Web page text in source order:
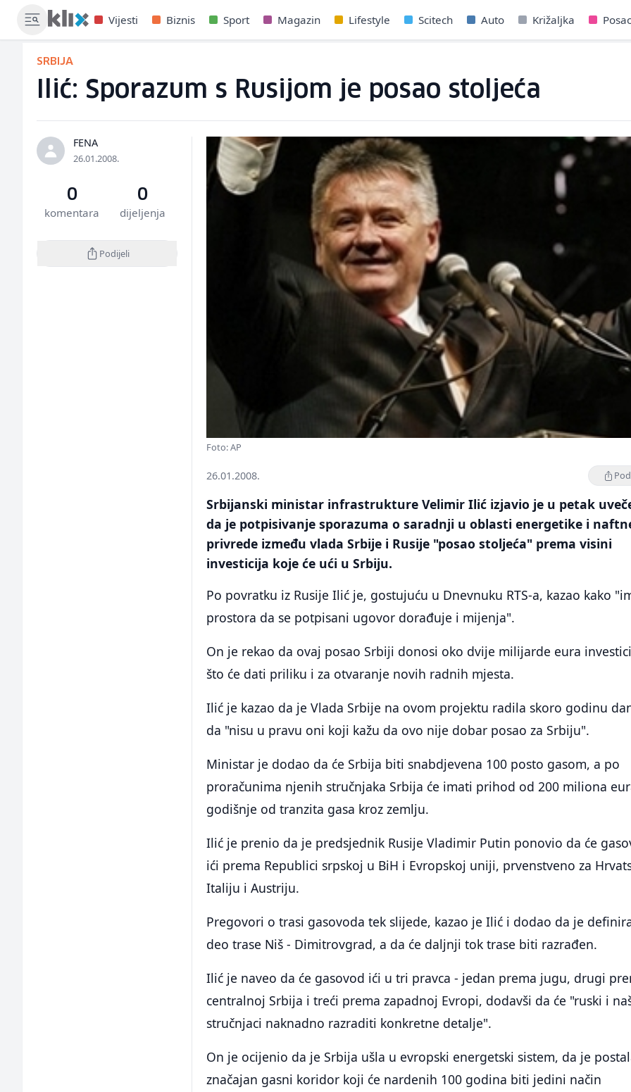
Vijesti Biznis Sport Magazin Lifestyle Scitech Auto Križaljka
SRBIJA
Ilić: Sporazum s Rusijom je posao stoljeća
FENA
26.01.2008.
0
komentara
0
dijeljenja
Podijeli
Foto: AP
26.01.2008.
Srbijanski ministar infrastrukture Velimir Ilić izjavio je u petak
da je potpisivanje sporazuma o saradnji u oblasti energetike i
privrede između vlada Srbije i Rusije "posao stoljeća" prema visini
investicija koje će ući u Srbiju.
Po povratku iz Rusije Ilić je, gostujuću u Dnevnuku RTS-a, kazao kako
prostora da se potpisani ugovor dorađuje i mijenja".
On je rekao da ovaj posao Srbiji donosi oko dvije milijarde eura
što će dati priliku i za otvaranje novih radnih mjesta.
Ilić je kazao da je Vlada Srbije na ovom projektu radila skoro godinu
da "nisu u pravu oni koji kažu da ovo nije dobar posao za Srbiju".
Ministar je dodao da će Srbija biti snabdjevena 100 posto gasom, a po
proračunima njenih stručnjaka Srbija će imati prihod od 200 miliona
godišnje od tranzita gasa kroz zemlju.
Ilić je prenio da je predsjednik Rusije Vladimir Putin ponovio da će
ići prema Republici srpskoj u BiH i Evropskoj uniji, prvenstveno za
Italiju i Austriju.
Pregovori o trasi gasovoda tek slijede, kazao je Ilić i dodao da je
deo trase Niš - Dimitrovgrad, a da će daljnji tok trase biti razrađen.
Ilić je naveo da će gasovod ići u tri pravca - jedan prema jugu, drugi
centralnoj Srbija i treći prema zapadnoj Evropi, dodavši da će "ruski i
stručnjaci naknadno razraditi konkretne detalje".
On je ocijenio da je Srbija ušla u evropski energetski sistem, da je
značajan gasni koridor koji će nardenih 100 godina biti jedini način